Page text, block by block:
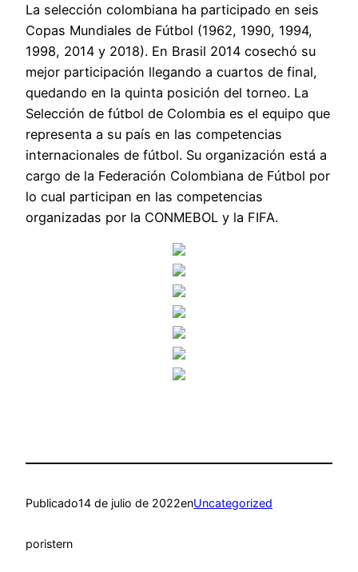
La selección colombiana ha participado en seis
Copas Mundiales de Fútbol (1962, 1990, 1994,
1998, 2014 y 2018). En Brasil 2014 cosechó su
mejor participación llegando a cuartos de final,
quedando en la quinta posición del torneo. La
Selección de fútbol de Colombia es el equipo que
representa a su país en las competencias
internacionales de fútbol. Su organización está a
cargo de la Federación Colombiana de Fútbol por
lo cual participan en las competencias
organizadas por la CONMEBOL y la FIFA.
Publicado14 de julio de 2022enUncategorized
poristern